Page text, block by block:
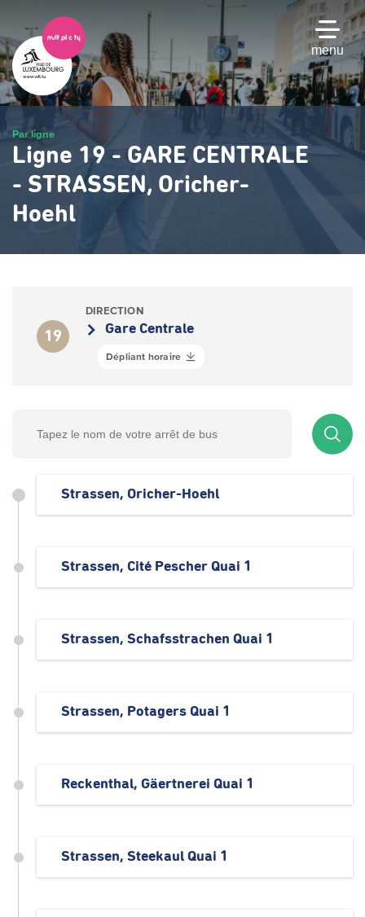
contenu
principal
menu
Par ligne
Ligne 19 - GARE CENTRALE
- STRASSEN, Oricher-
Hoehl
19
DIRECTION
Gare Centrale
Dépliant horaire
Strassen, Oricher-Hoehl
Strassen, Cité Pescher Quai 1
Strassen, Schafsstrachen Quai 1
Strassen, Potagers Quai 1
Reckenthal, Gäertnerei Quai 1
Strassen, Steekaul Quai 1